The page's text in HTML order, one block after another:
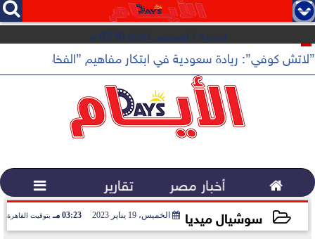
   
الجمعة 7 أغسطس 2026 07:10 مـ
”لاتش كوفي”: ريادة سعودية في ابتكار مفاهيم ”الفخامة
 أخبار مصر تقارير 
سوشيال ميديا الخميس، 19 يناير 2023 03:23 مـ بتوقيت القاهرة